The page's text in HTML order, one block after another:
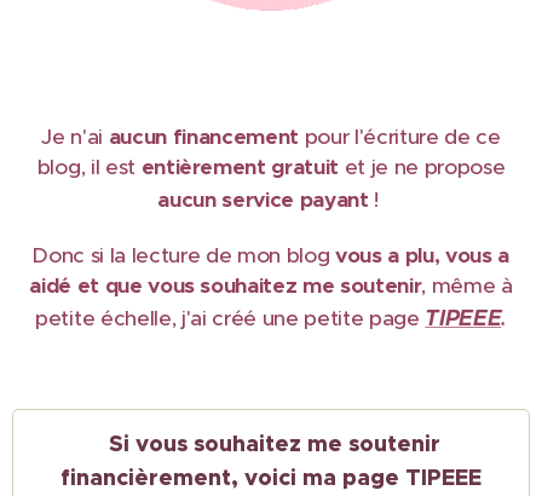
Je n'ai aucun financement pour l'écriture de ce
blog, il est entièrement gratuit et je ne propose
aucun service payant !
Donc si la lecture de mon blogvous a plu, vous a
aidé et que vous souhaitez me soutenir, même à
petite échelle, j'ai créé une petite page TIPEEE.
Si vous souhaitez me soutenir
financièrement, voici ma page TIPEEE